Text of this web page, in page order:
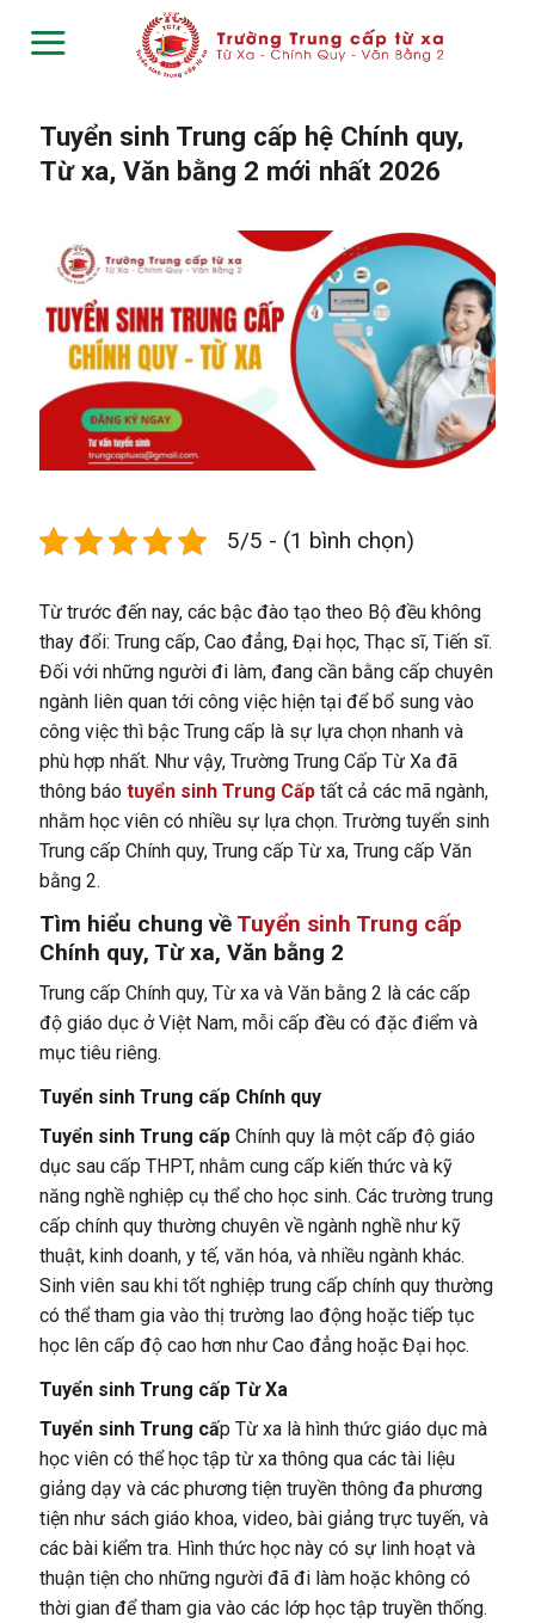
Tuyển sinh Trung cấp hệ Chính quy,
Từ xa, Văn bằng 2 mới nhất 2026
5/5 - (1 bình chọn)
Từ trước đến nay, các bậc đào tạo theo Bộ đều không
thay đổi: Trung cấp, Cao đẳng, Đại học, Thạc sĩ, Tiến sĩ.
Đối với những người đi làm, đang cần bằng cấp chuyên
ngành liên quan tới công việc hiện tại để bổ sung vào
công việc thì bậc Trung cấp là sự lựa chọn nhanh và
phù hợp nhất. Như vậy, Trường Trung Cấp Từ Xa đã
thông báotuyển sinh Trung Cấptất cả các mã ngành,
nhằm học viên có nhiều sự lựa chọn. Trường tuyển sinh
Trung cấp Chính quy, Trung cấp Từ xa, Trung cấp Văn
bằng 2.
Tìm hiểu chung về Tuyển sinh Trung cấp
Chính quy, Từ xa, Văn bằng 2
Trung cấp Chính quy, Từ xa và Văn bằng 2 là các cấp
độ giáo dục ở Việt Nam, mỗi cấp đều có đặc điểm và
mục tiêu riêng.
Tuyển sinh Trung cấp Chính quy
Tuyển sinh Trung cấpChính quy là một cấp độ giáo
dục sau cấp THPT, nhằm cung cấp kiến thức và kỹ
năng nghề nghiệp cụ thể cho học sinh. Các trường trung
cấp chính quy thường chuyên về ngành nghề như kỹ
thuật, kinh doanh, y tế, văn hóa, và nhiều ngành khác.
Sinh viên sau khi tốt nghiệp trung cấp chính quy thường
có thể tham gia vào thị trường lao động hoặc tiếp tục
học lên cấp độ cao hơn như Cao đẳng hoặc Đại học.
Tuyển sinh Trung cấp Từ Xa
Tuyển sinh Trung cấp Từ xa là hình thức giáo dục mà
học viên có thể học tập từ xa thông qua các tài liệu
giảng dạy và các phương tiện truyền thông đa phương
tiện như sách giáo khoa, video, bài giảng trực tuyến, và
các bài kiểm tra. Hình thức học này có sự linh hoạt và
thuận tiện cho những người đã đi làm hoặc không có
thời gian để tham gia vào các lớp học tập truyền thống.